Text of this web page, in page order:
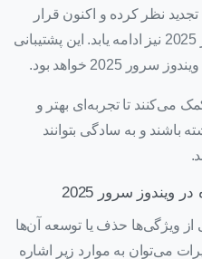
نظر کرده و اکنون قرار
است این پشتیبانی در ویندوز سرور 2025 نیز ادامه یابد. این پشتیبانی
می‌کنند تا تجربه‌ای بهتر و
از ویندوز سرور 2025 داشته باشند و به سادگی بتوانند
سرور 2025
سرور 2025، برخی از ویژگی‌ها حذف یا توسعه آن‌ها
می‌توان به موارد زیر اشاره